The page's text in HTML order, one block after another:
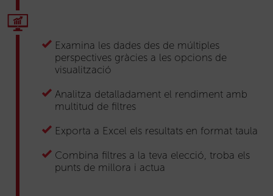
Examina les dades des de múltiples
perspectives gràcies a les opcions de
visualització
Analitza detalladament el rendiment amb
multitud de filtres
Exporta a Excel els resultats en format taula
Combina filtres a la teva elecció, troba els
punts de millora i actua